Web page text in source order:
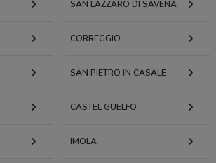
SAN LAZZARO DI SAVENA
CORREGGIO
SAN PIETRO IN CASALE
CASTEL GUELFO
IMOLA